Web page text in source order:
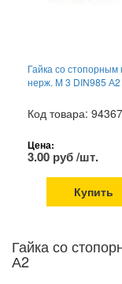
Гайка со стопорным
нерж. М 3 DIN985 А2
Код товара:
Цена:
3.00 руб /шт.
Купить
Гайка со
А2